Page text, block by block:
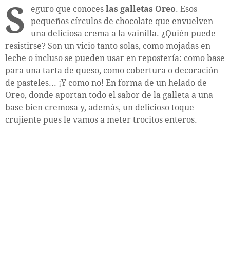
S eguro que conoces las galletas Oreo. Esos
pequeños círculos de chocolate que envuelven
una deliciosa crema a la vainilla. ¿Quién puede
resistirse? Son un vicio tanto solas, como mojadas en
leche o incluso se pueden usar en repostería: como base
para una tarta de queso, como cobertura o decoración
de pasteles... ¡Y como no! En forma de un helado de
Oreo, donde aportan todo el sabor de la galleta a una
base bien cremosa y, además, un delicioso toque
crujiente pues le vamos a meter trocitos enteros.